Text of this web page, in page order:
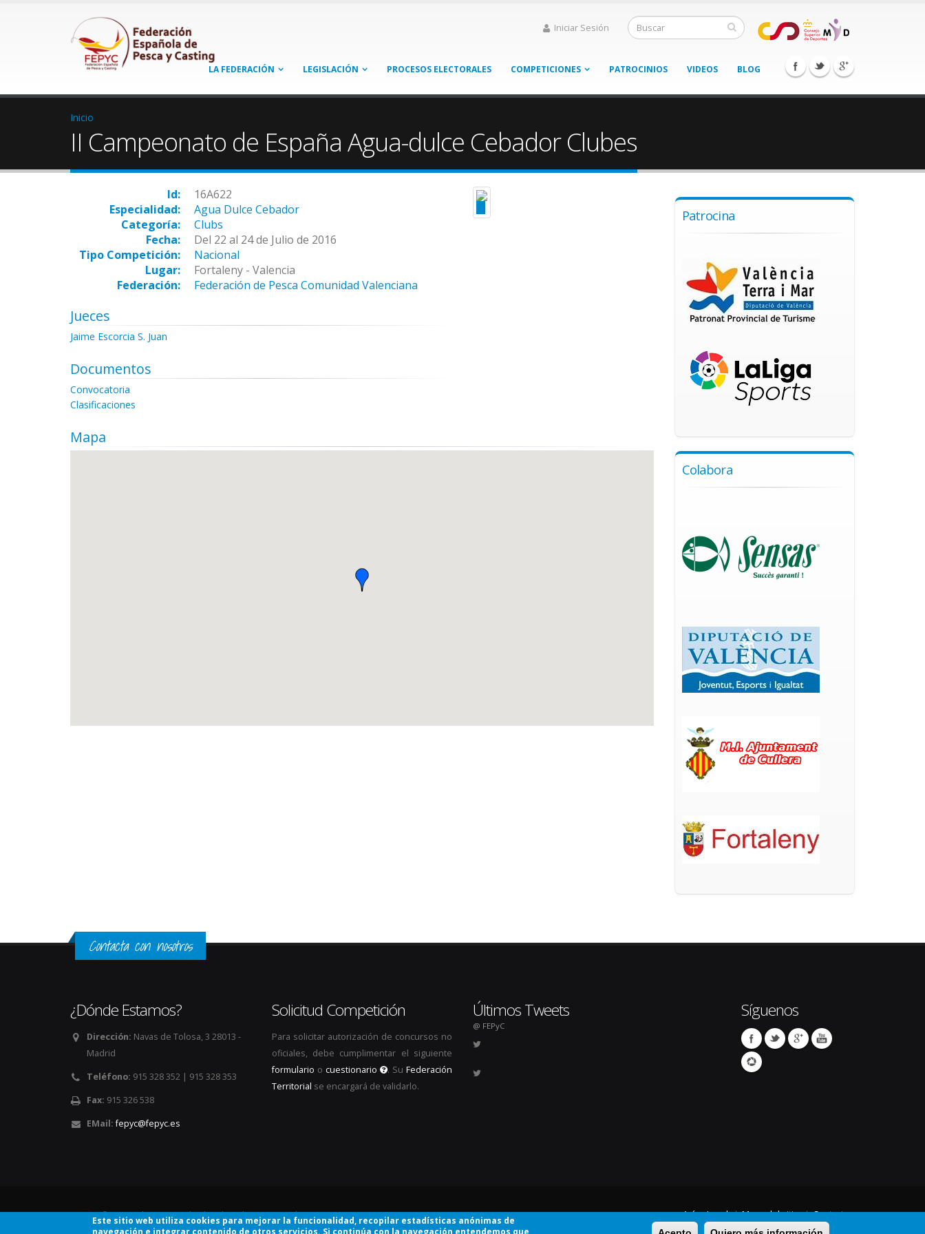
Iniciar Sesión
LA FEDERACIÓN LEGISLACIÓN PROCESOS ELECTORALES COMPETICIONES PATROCINIOS VIDEOS BLOG
Inicio
II Campeonato de España Agua-dulce Cebador Clubes
Id:
16A622
Especialidad:
Agua Dulce Cebador
Categoría:
Clubs
Fecha:
Del 22 al 24 de Julio de 2016
Tipo Competición:
Nacional
Lugar:
Fortaleny - Valencia
Federación:
Federación de Pesca Comunidad Valenciana
Jueces
Jaime Escorcia S. Juan
Documentos
Convocatoria
Clasificaciones
Mapa
Patrocina
Colabora
Contacta con nosotros
¿Dónde Estamos?
Dirección: Navas de Tolosa, 3 28013 -
Madrid
Teléfono: 915 328 352 | 915 328 353
Fax: 915 326 538
EMail: fepyc@fepyc.es
Solicitud Competición
Para solicitar autorización de concursos no
oficiales, debe cumplimentar el siguiente
formulario o cuestionario . SuFederación
Territorial se encargará de validarlo.
Últimos Tweets
@ FEPyC
Síguenos
© Copyright 2026. Todos los derechos reservados. Avíso Legal Mapa del sitio Contacto
Este sitio web utiliza cookies para mejorar la funcionalidad, recopilar estadísticas anónimas de
navegación e integrar contenido de otros servicios. Si continúa con la navegación entendemos que